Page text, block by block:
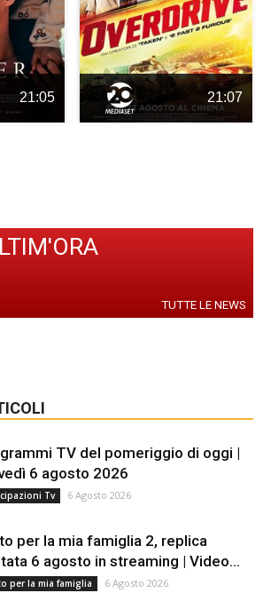
21:05 21:07
TUTTE LE NEWS
TV del pomeriggio di oggi |
6 agosto 2026
Tv 6 Agosto 2026
per la mia famiglia 2, replica
6 agosto in streaming | Video...
per la mia famiglia 6 Agosto 2026